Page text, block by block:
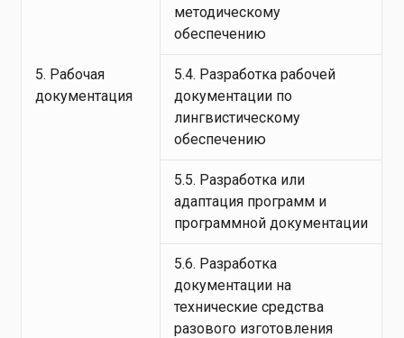
5. Рабочая
документация
методическому
обеспечению
5.4. Разработка рабочей
документации по
лингвистическому
обеспечению
5.5. Разработка или
адаптация программ и
программной документации
5.6. Разработка
документации на
технические средства
разового изготовления